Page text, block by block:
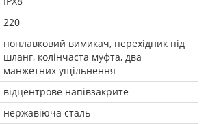
220
поплавковий вимикач, перехідник під
шланг, колінчаста муфта, два
манжетних ущільнення
відцентрове напівзакрите
нержавіюча сталь